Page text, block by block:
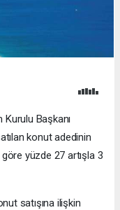
Başkanı
konut adedinin
göre yüzde 27 artışla 3
satışına ilişkin